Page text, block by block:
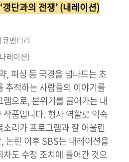
단과의 전쟁’ (내레이션)
큐멘터리
레이션)
, 피싱 등 국경을 넘나드는 초
추적하는 사람들의 이야기를
으로, 분위기를 끌어가는 내
품입니다. 형사 역할로 익숙
리가 프로그램과 잘 어울린
논란 이후 SBS는 내레이션을
도 수정 조치에 들어간 것으